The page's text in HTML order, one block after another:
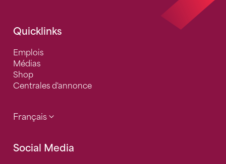
Quicklinks
Emplois
Médias
Shop
Centrales d'annonce
Français
Social Media